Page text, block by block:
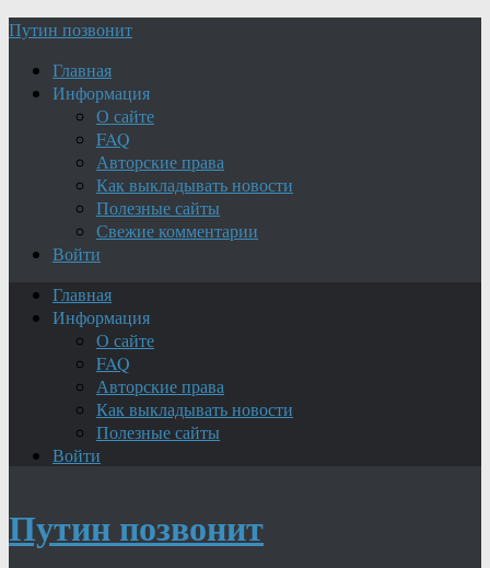
Путин позвонит
Главная
Информация
О сайте
FAQ
Авторские права
Как выкладывать новости
Полезные сайты
Свежие комментарии
Войти
Главная
Информация
О сайте
FAQ
Авторские права
Как выкладывать новости
Полезные сайты
Войти
Путин позвонит